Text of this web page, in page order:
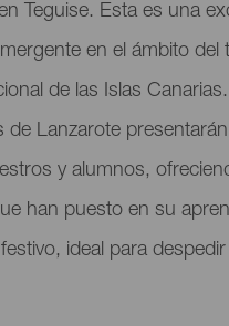
Teguise. Esta es una
en el ámbito del
de las Islas
de Lanzarote
y alumnos,
han puesto en su
ideal para